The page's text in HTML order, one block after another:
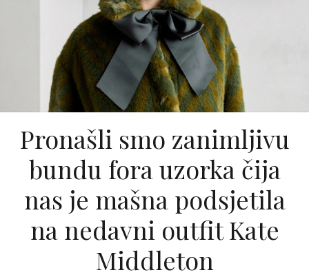
Pronašli smo zanimljivu
bundu fora uzorka čija
nas je mašna podsjetila
na nedavni outfit Kate
Middleton